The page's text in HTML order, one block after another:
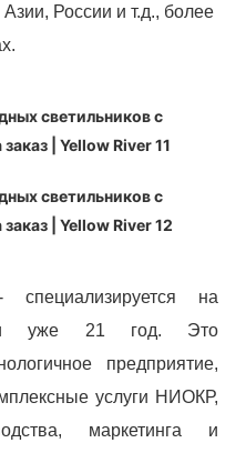
России и т.д., более
на
уже 21 год. Это
предприятие,
услуги НИОКР,
маркетинга и